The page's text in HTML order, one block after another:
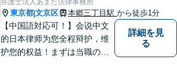
弁護士法人あまた法律事務所
東京都|文京区 本郷三丁目駅 から徒歩1分
【中国語対応可！】会说中文
的日本律师为您全程辩护，维
护您的权益！まずは当職の直
詳細を見
る